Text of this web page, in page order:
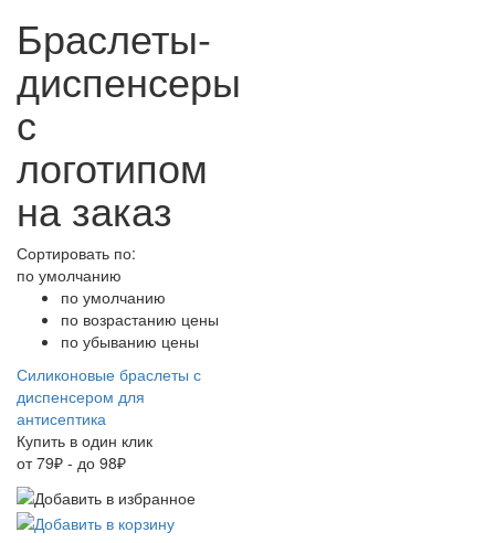
Браслеты-
диспенсеры
с
логотипом
на заказ
Сортировать по:
по умолчанию
по умолчанию
по возрастанию цены
по убыванию цены
Силиконовые браслеты с
диспенсером для
антисептика
Купить в один клик
от 79₽ - до 98₽